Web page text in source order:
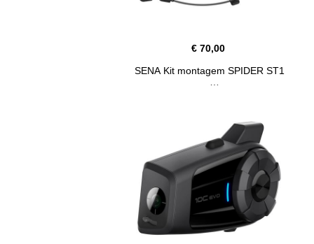
€ 70,00
SENA Kit montagem SPIDER ST1